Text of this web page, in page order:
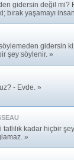
gidersin değil mi?
bırak yaşamayı
gidersin
şey söylenir. »
- Evde. »
kadar hiçbir şey
»